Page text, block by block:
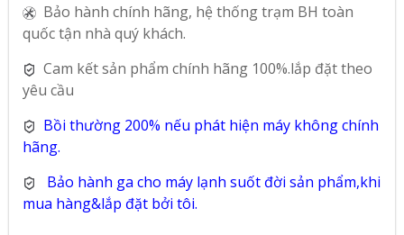
Bảo hành chính hãng, hệ thống trạm BH toàn
quốc tận nhà quý khách.
Cam kết sản phẩm chính hãng 100%.lắp đặt theo
yêu cầu
Bồi thường 200% nếu phát hiện máy không chính
hãng.
Bảo hành ga cho máy lạnh suốt đời sản phẩm,khi
mua hàng&lắp đặt bởi tôi.